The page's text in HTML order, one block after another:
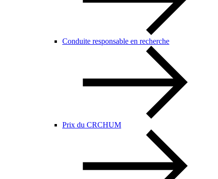
Conduite responsable en recherche
Prix du CRCHUM